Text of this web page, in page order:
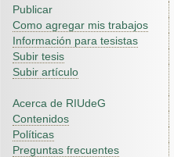
Publicar
Como agregar mis trabajos
Información para tesistas
Subir tesis
Subir artículo
Acerca de RIUdeG
Contenidos
Políticas
Preguntas frecuentes